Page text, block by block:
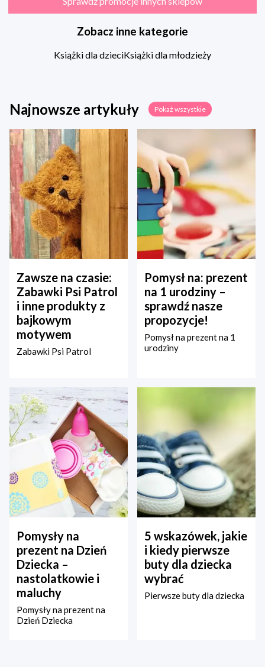
Zobacz inne kategorie
Książki dla dzieciKsiążki dla młodzieży
Najnowsze artykuły Pokaż wszystkie
Zawsze na czasie:
Zabawki Psi Patrol
i inne produkty z
bajkowym
motywem
Zabawki Psi Patrol
Pomysł na: prezent
na 1 urodziny –
sprawdź nasze
propozycje!
Pomysł na prezent na 1
urodziny
Pomysły na
prezent na Dzień
Dziecka –
nastolatkowie i
maluchy
Pomysły na prezent na
Dzień Dziecka
5 wskazówek, jakie
i kiedy pierwsze
buty dla dziecka
wybrać
Pierwsze buty dla dziecka